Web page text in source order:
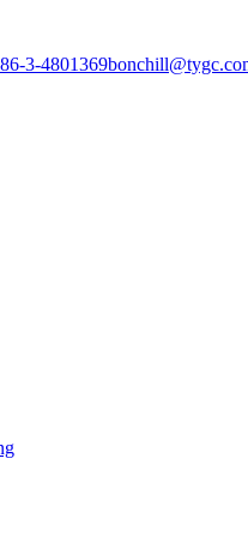
3-4801369